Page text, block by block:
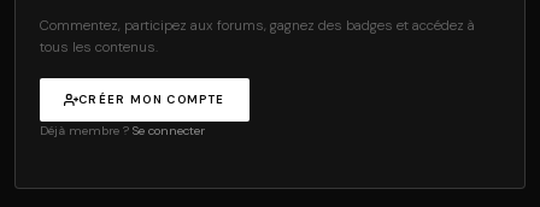
Commentez, participez aux forums, gagnez des badges et accédez à
tous les contenus.
CRÉER MON COMPTE
Déjà membre ? Se connecter